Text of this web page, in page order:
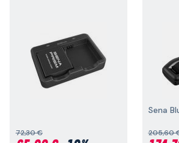
72,30 € 205,60